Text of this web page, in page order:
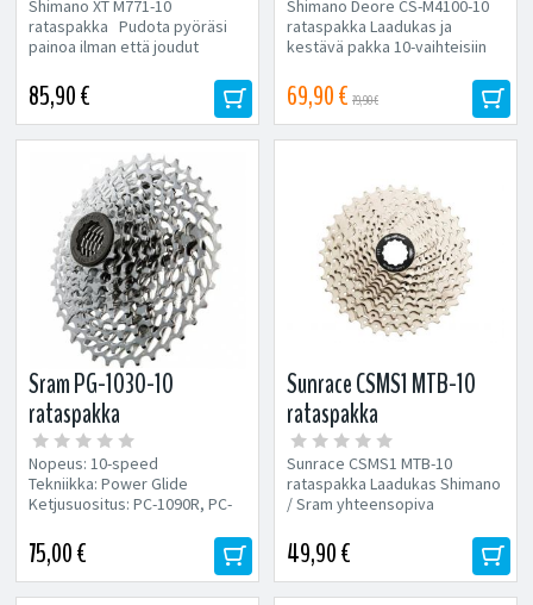
Shimano XT M771-10
rataspakka Pudota pyöräsi
painoa ilman että joudut
85,90 €
Shimano Deore CS-M4100-10
rataspakka Laadukas ja
kestävä pakka 10-vaihteisiin
21-24-28-32-37-42T 11-13-15-
18-21-24-28-32-37-46T
69,90 € 79,90 €
Sram PG-1030-10
rataspakka
Nopeus: 10-speed
Tekniikka: Power Glide
Ketjusuositus: PC-1090R, PC-
1030 Väri: Hopea Paino: 395 g
75,00 €
Sunrace CSMS1 MTB-10
rataspakka
Sunrace CSMS1 MTB-10
rataspakka Laadukas Shimano
/ Sram yhteensopiva
speed Paino:...
49,90 €